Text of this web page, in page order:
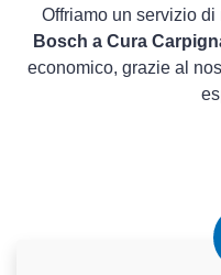
Offriamo un servizio di
Bosch a Cura
economico, grazie al